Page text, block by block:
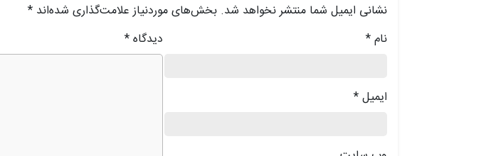
نشانی ایمیل شما منتشر نخواهد شد. بخش‌های موردنیاز علامت‌گذاری شده‌اند *
دیدگاه* نام*
ایمیل*